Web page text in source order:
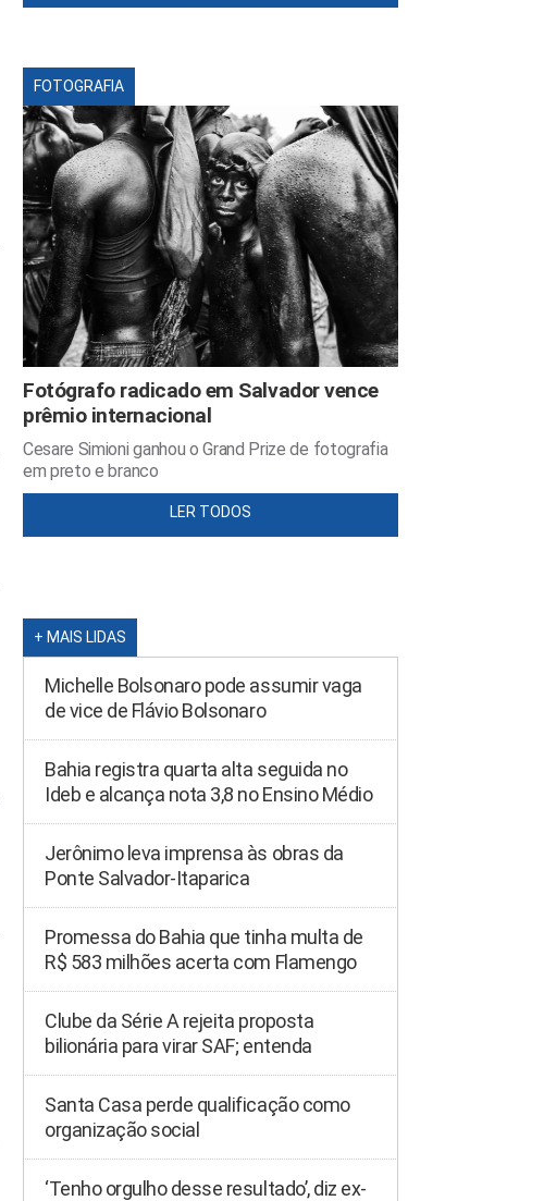
FOTOGRAFIA
Fotógrafo radicado em Salvador vence
prêmio internacional
Cesare Simioni ganhou o Grand Prize de fotografia
em preto e branco
LER TODOS
+ MAIS LIDAS
Michelle Bolsonaro pode assumir vaga
de vice de Flávio Bolsonaro
Bahia registra quarta alta seguida no
Ideb e alcança nota 3,8 no Ensino Médio
Jerônimo leva imprensa às obras da
Ponte Salvador-Itaparica
Promessa do Bahia que tinha multa de
R$ 583 milhões acerta com Flamengo
Clube da Série A rejeita proposta
bilionária para virar SAF; entenda
Santa Casa perde qualificação como
organização social
‘Tenho orgulho desse resultado’, diz ex-